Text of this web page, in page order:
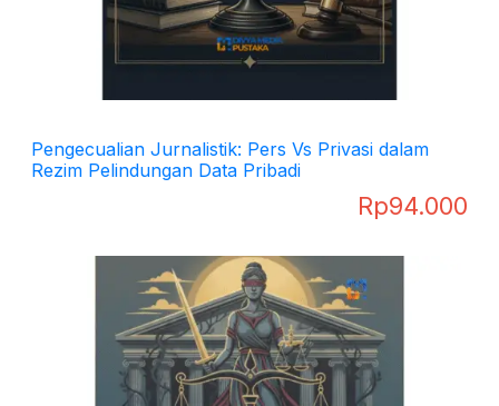
Pengecualian Jurnalistik: Pers Vs Privasi dalam
Rezim Pelindungan Data Pribadi
Rp94.000